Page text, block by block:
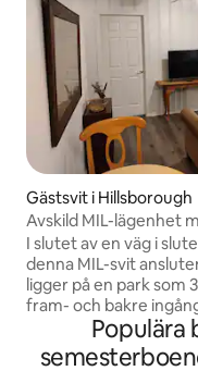
Gästsvit i Hillsborough
Avskild MIL-lägenhet
egen trädgård.
I slutet av en väg i
denna MIL-svit
ligger på en park som
fram- och bakre
bakgård,
och arbetsrum. Ett
Populära